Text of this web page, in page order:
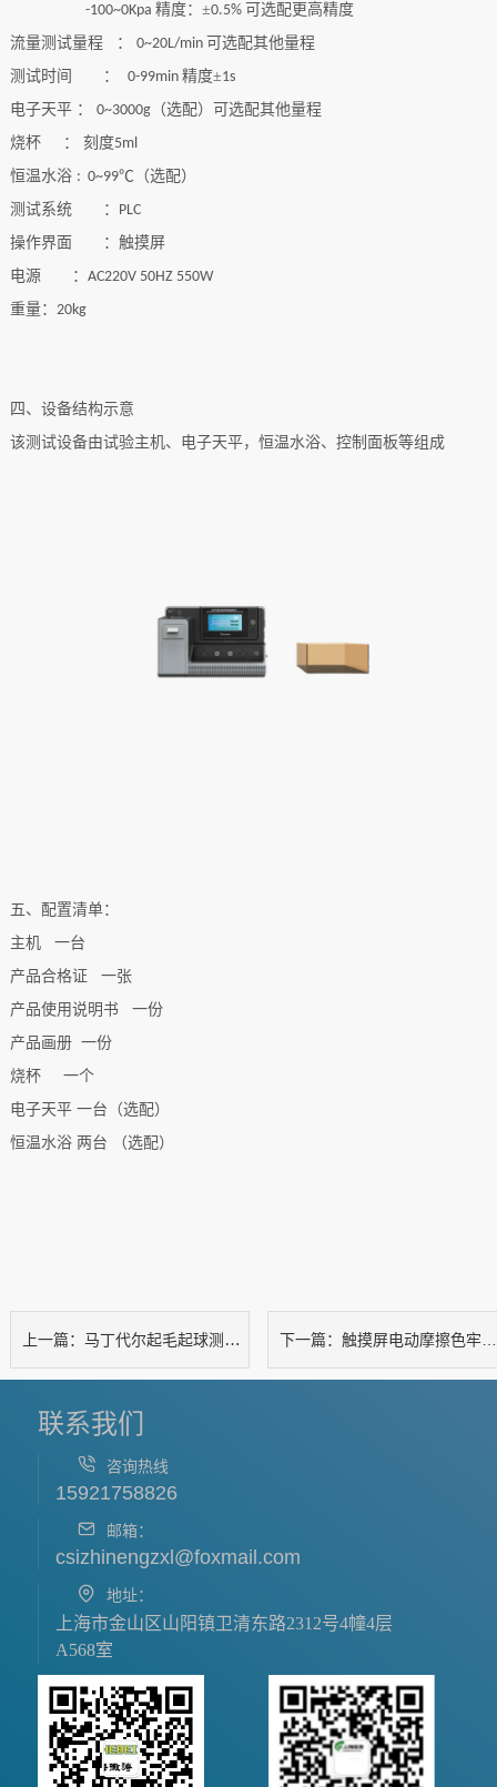
-100~0Kpa 精度：±0.5% 可选配更高精度
流量测试量程 ： 0~20L/min 可选配其他量程
测试时间 ： 0-99min 精度±1s
电子天平 ： 0~3000g（选配）可选配其他量程
烧杯 ： 刻度5ml
恒温水浴 : 0~99℃（选配）
测试系统 ： PLC
操作界面 ：触摸屏
电源 ： AC220V 50HZ 550W
重量： 20kg
四、设备结构示意
该测试设备由试验主机、电子天平，恒温水浴、控制面板等组成
五、配置清单：
主机 一台
产品合格证 一张
产品使用说明书 一份
产品画册 一份
烧杯 一个
电子天平 一台（选配）
恒温水浴 两台 （选配）
上一篇： 马丁代尔起毛起球测试仪---2头 下一篇： 触摸屏电动摩擦色牢度测试仪
联系我们
咨询热线
15921758826
邮箱：
csizhinengzxl@foxmail.com
地址：
上海市金山区山阳镇卫清东路2312号4幢4层
A568室